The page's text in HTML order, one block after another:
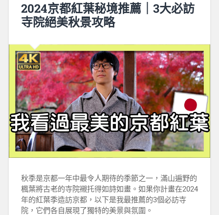
2024京都紅葉秘境推薦｜3大必訪
寺院絕美秋景攻略
秋季是京都一年中最令人期待的季節之一，滿山遍野的
楓葉將古老的寺院襯托得如詩如畫。如果你計畫在2024
年的紅葉季造訪京都，以下是我最推薦的3個必訪寺
院，它們各自展現了獨特的美景與氛圍。